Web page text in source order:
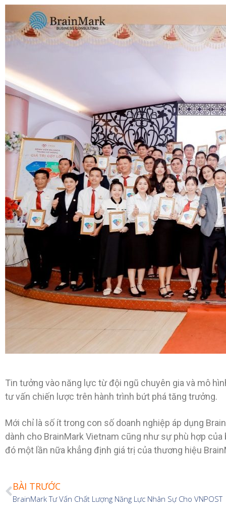
Tin tưởng vào năng lực từ đội ngũ chuyên gia và mô
tư vấn chiến lược trên hành trình bứt phá tăng trưởng.
Mới chỉ là số ít trong con số doanh nghiệp áp dụng
dành cho BrainMark Vietnam cũng như sự phù hợp
đó một lần nữa khẳng định giá trị của thương hiệu
BÀI TRƯỚC
BrainMark Tư Vấn Chất Lượng Năng Lực Nhân Sự Cho VNPOST